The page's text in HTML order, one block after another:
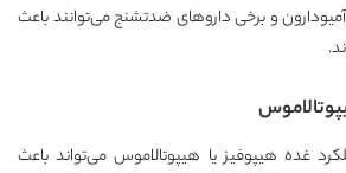
آمیودارون و برخی داروهای ضدتشنج می‌توانند باعث
غده هیپوفیز یا هیپوتالاموس می‌تواند باعث